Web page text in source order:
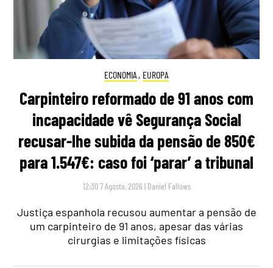
ECONOMIA , EUROPA
Carpinteiro reformado de 91 anos com
incapacidade vê Segurança Social
recusar-lhe subida da pensão de 850€
para 1.547€: caso foi ‘parar’ a tribunal
12:30 7 Agosto, 2026 | Daniel Fallows
Justiça espanhola recusou aumentar a pensão de
um carpinteiro de 91 anos, apesar das várias
cirurgias e limitações físicas